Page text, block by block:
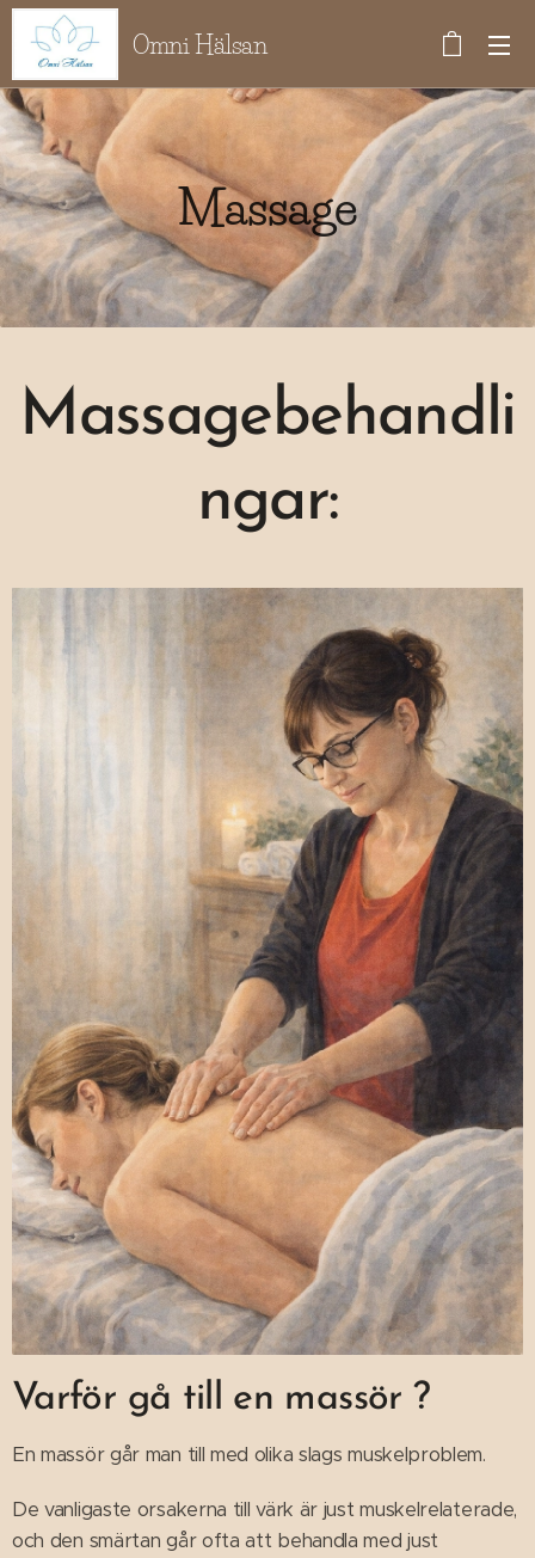
Omni Hälsan
Massage
Massagebehandli
ngar:
Varför gå till en massör ?
En massö​r går man till med olika slags muskelproblem.
De vanligaste orsakerna till värk är just muskelrelaterade,
och den smärtan går ofta att behandla med just